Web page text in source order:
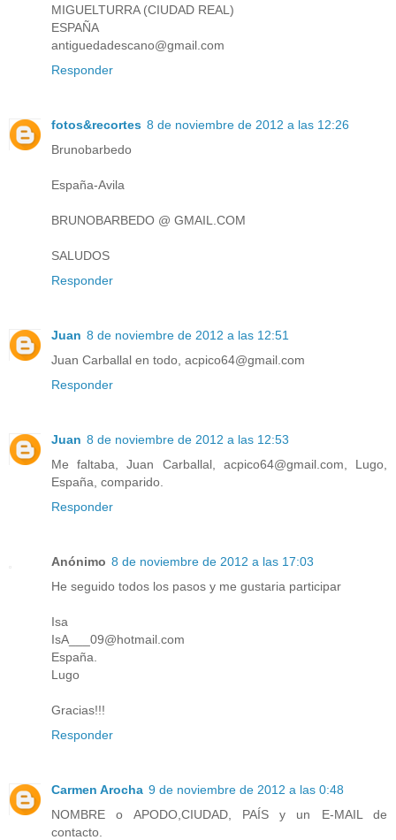
MIGUELTURRA (CIUDAD REAL)
ESPAÑA
antiguedadescano@gmail.com
Responder
fotos&recortes 8 de noviembre de 2012 a las 12:26
Brunobarbedo
España-Avila
BRUNOBARBEDO @ GMAIL.COM
SALUDOS
Responder
Juan 8 de noviembre de 2012 a las 12:51
Juan Carballal en todo, acpico64@gmail.com
Responder
Juan 8 de noviembre de 2012 a las 12:53
Me faltaba, Juan Carballal, acpico64@gmail.com, Lugo,
España, comparido.
Responder
Anónimo 8 de noviembre de 2012 a las 17:03
He seguido todos los pasos y me gustaria participar
Isa
IsA___09@hotmail.com
España.
Lugo
Gracias!!!
Responder
Carmen Arocha 9 de noviembre de 2012 a las 0:48
NOMBRE o APODO,CIUDAD, PAÍS y un E-MAIL de
contacto.